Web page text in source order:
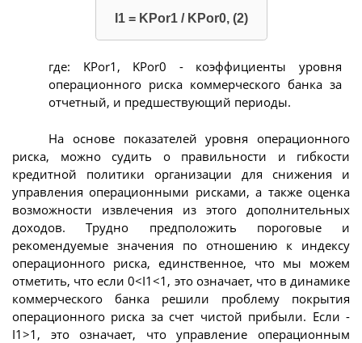
I1 = KPor1 / KPor0, (2)
где: KPor1, KPor0 - коэффициенты уровня
операционного риска коммерческого банка за
отчетный, и предшествующий периоды.
На основе показателей уровня операционного
риска, можно судить о правильности и гибкости
кредитной политики организации для снижения и
управления операционными рисками, а также оценка
возможности извлечения из этого дополнительных
доходов. Трудно предположить пороговые и
рекомендуемые значения по отношению к индексу
операционного риска, единственное, что мы можем
отметить, что если 0<I1<1, это означает, что в динамике
коммерческого банка решили проблему покрытия
операционного риска за счет чистой прибыли. Если -
I1>1, это означает, что управление операционным